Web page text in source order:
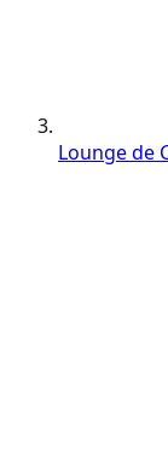
Lounge de